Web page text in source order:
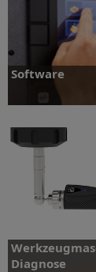
Software
Diagnose